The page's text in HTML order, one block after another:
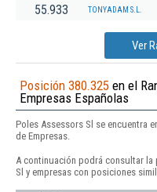
55.933 TONYADAM S.L.
Ver
Posición 380.325 en el
Empresas Españolas
Poles Assessors Sl se encuentra
de Empresas.
A continuación podrá consultar
Sl y empresas con posiciones